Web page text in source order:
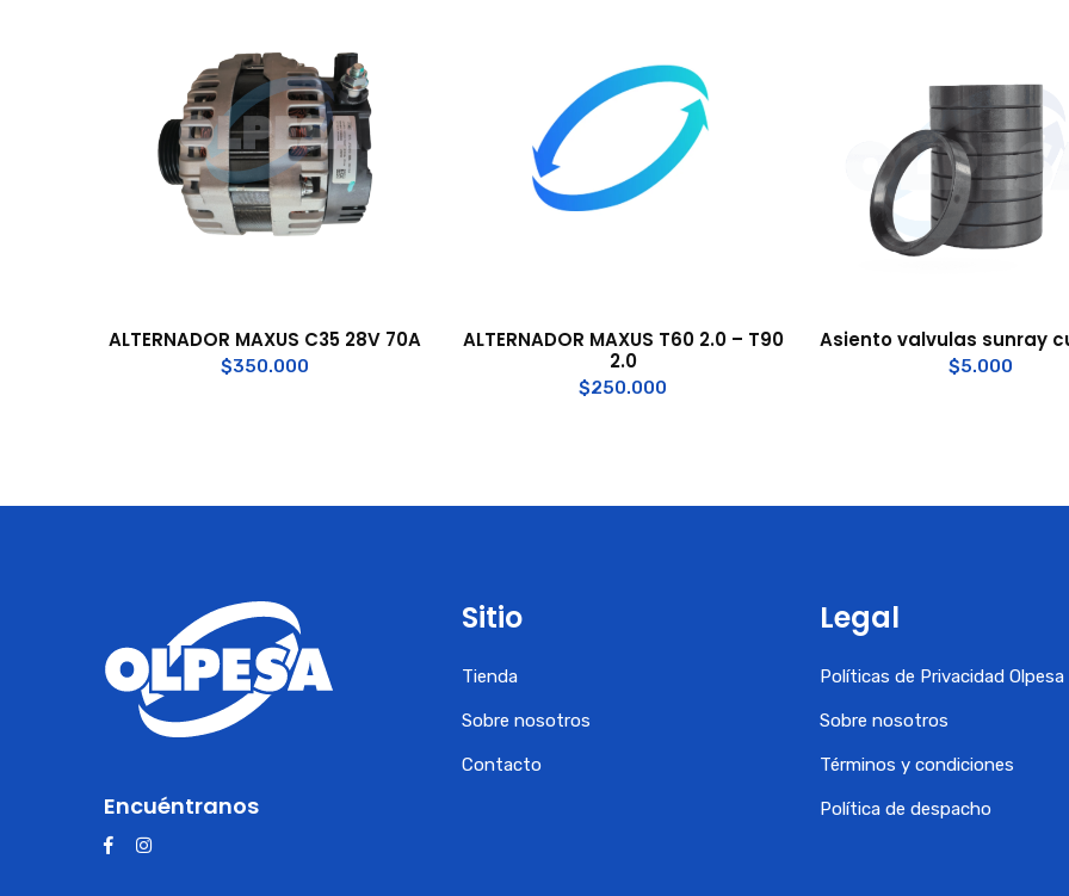
ALTERNADOR MAXUS C35 28V 70A
$350.000
ALTERNADOR MAXUS T60 2.0 – T90
2.0
$250.000
Asiento valvulas sunray
$5.000
Encuéntranos
Sitio
Tienda
Sobre nosotros
Contacto
Legal
Políticas de Privacidad Olpesa
Sobre nosotros
Términos y condiciones
Política de despacho